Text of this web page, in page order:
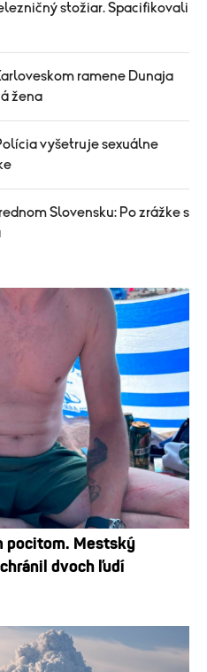
stožiar. Spacifikovali
ramene Dunaja
žena
vyšetruje sexuálne
Slovensku: Po zrážke s
pocitom. Mestský
dvoch ľudí